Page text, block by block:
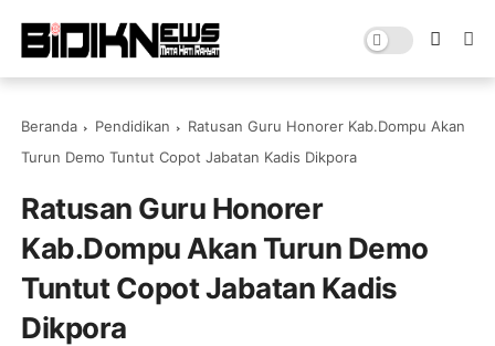
Beranda Pendidikan
Ratusan Guru Honorer Kab.Dompu Akan
Turun Demo Tuntut Copot Jabatan Kadis Dikpora
Ratusan Guru Honorer
Kab.Dompu Akan Turun Demo
Tuntut Copot Jabatan Kadis
Dikpora